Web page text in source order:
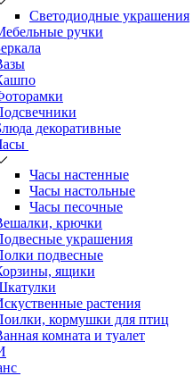
Светодиодные украшения
ручки
декоративные
Часы настенные
Часы настольные
Часы песочные
крючки
украшения
подвесные
ящики
растения
кормушки для птиц
комната и туалет